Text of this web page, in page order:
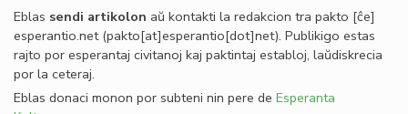
Eblas sendi artikolon aŭ kontakti la redakcion tra pakto [ĉe]
esperantio.net(pakto[at]esperantio[dot]net). Publikigo estas
rajto por esperantaj civitanoj kaj paktintaj establoj, laŭdiskrecia
por la ceteraj.
Eblas donaci monon por subteni nin pere de Esperanta